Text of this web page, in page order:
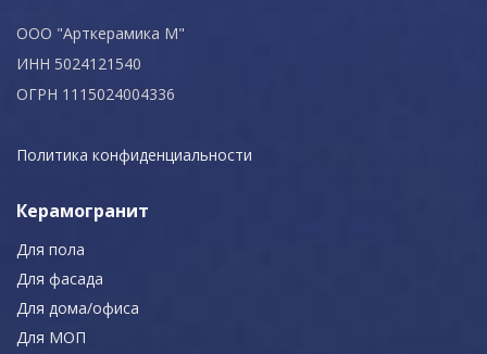
ООО "Арткерамика М"
ИНН 5024121540
ОГРН 1115024004336
Политика конфиденциальности
Керамогранит
Для пола
Для фасада
Для дома/офиса
Для МОП